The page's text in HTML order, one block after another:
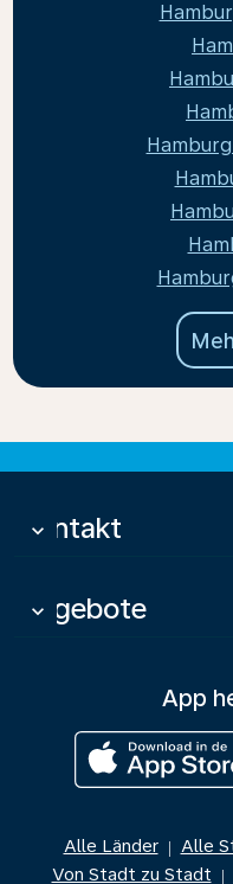
Kontakt
keyboard_arrow_down
Angebote
keyboard_arrow_down
App
Alle Länder | Alle
Von Stadt zu Stadt |